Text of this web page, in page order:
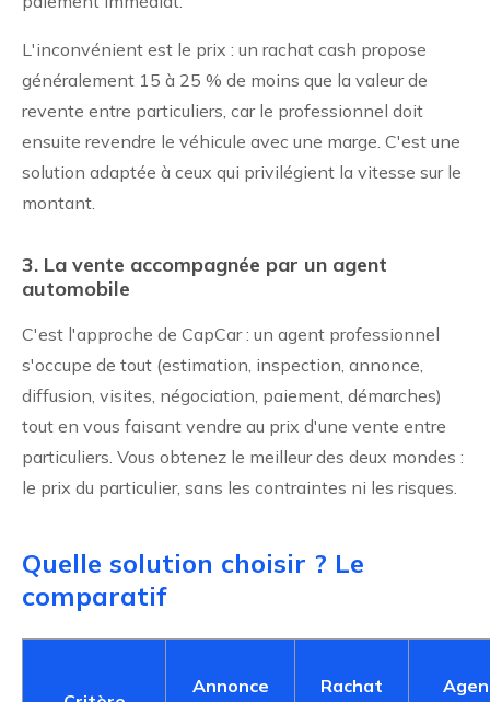
L'inconvénient est le prix : un rachat cash propose
généralement 15 à 25 % de moins que la valeur de
revente entre particuliers, car le professionnel doit
ensuite revendre le véhicule avec une marge. C'est une
solution adaptée à ceux qui privilégient la vitesse sur le
montant.
3. La vente accompagnée par un agent
automobile
C'est l'approche de CapCar : un agent professionnel
s'occupe de tout (estimation, inspection, annonce,
diffusion, visites, négociation, paiement, démarches)
tout en vous faisant vendre au prix d'une vente entre
particuliers. Vous obtenez le meilleur des deux mondes :
le prix du particulier, sans les contraintes ni les risques.
Quelle solution choisir ? Le
comparatif
Annonce Rachat